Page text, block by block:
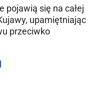
pojawią się na całej
upamiętniając
przeciwko